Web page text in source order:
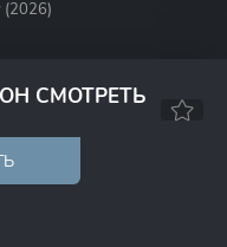
(2026)
СМОТРЕТЬ